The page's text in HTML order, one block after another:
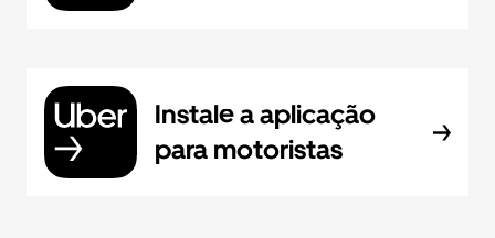
Instale a aplicação
para motoristas